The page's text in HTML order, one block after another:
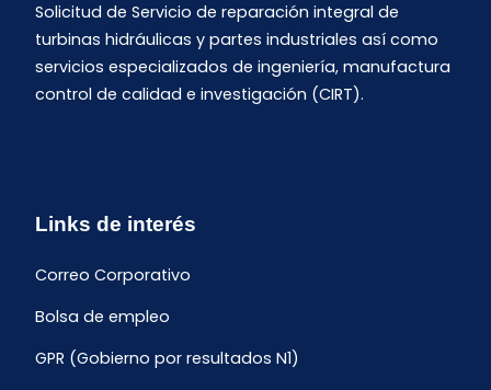
Solicitud de Servicio de reparación integral de
turbinas hidráulicas y partes industriales así como
servicios especializados de ingeniería, manufactura
control de calidad e investigación (CIRT).
Links de interés
Correo Corporativo
Bolsa de empleo
GPR (Gobierno por resultados N1)